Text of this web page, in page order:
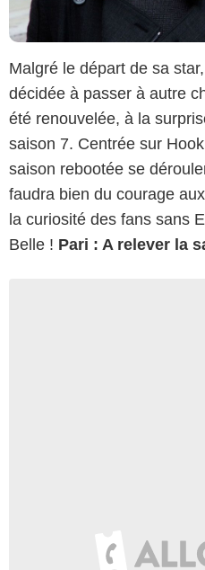
Malgré le départ de sa star,
décidée à passer à autre
été renouvelée, à la
saison 7. Centrée sur
saison rebootée se
faudra bien du courage
la curiosité des fans sans
Belle ! Pari : A relever la